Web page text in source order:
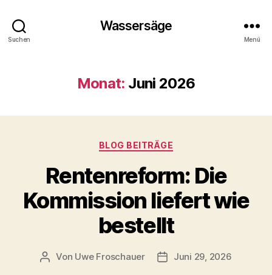
Suchen
Wassersäge
Menü
Monat: Juni 2026
Kategorien
BLOG BEITRÄGE
Rentenreform: Die
Kommission liefert wie
bestellt
Beitragsautor
Von Uwe Froschauer Beitragsdatum
Juni 29, 2026